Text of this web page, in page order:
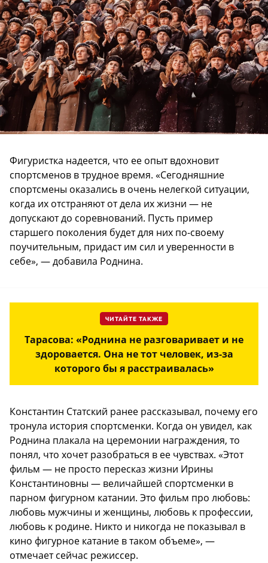
Фигуристка надеется, что ее опыт вдохновит
спортсменов в трудное время. «Сегодняшние
спортсмены оказались в очень нелегкой ситуации,
когда их отстраняют от дела их жизни — не
допускают до соревнований. Пусть пример
старшего поколения будет для них по-своему
поучительным, придаст им сил и уверенности в
себе», — добавила Роднина.
ЧИТАЙТЕ ТАКЖЕ
Тарасова: «Роднина не разговаривает и не
здоровается. Она не тот человек, из-за
которого бы я расстраивалась»
Константин Статский ранее рассказывал, почему его
тронула история спортсменки. Когда он увидел, как
Роднина плакала на церемонии награждения, то
понял, что хочет разобраться в ее чувствах. «Этот
фильм — не просто пересказ жизни Ирины
Константиновны — величайшей спортсменки в
парном фигурном катании. Это фильм про любовь:
любовь мужчины и женщины, любовь к профессии,
любовь к родине. Никто и никогда не показывал в
кино фигурное катание в таком объеме», —
отмечает сейчас режиссер.